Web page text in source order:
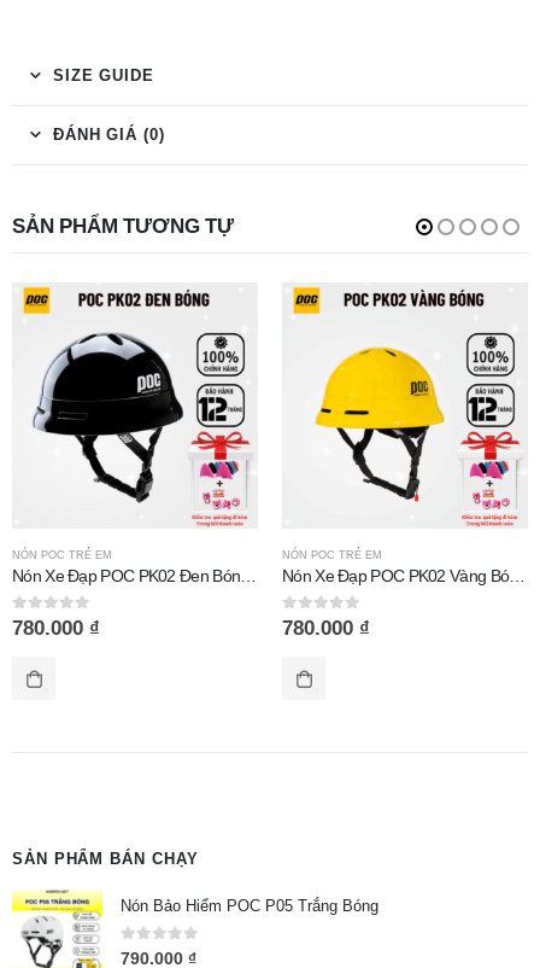
SIZE GUIDE
ĐÁNH GIÁ (0)
SẢN PHẨM TƯƠNG TỰ
NÓN POC TRẺ EM
0out of 5
780.000 ₫
NÓN POC TRẺ EM
Nón Xe Đạp POC PK02 Vàng Bóng Size Trẻ Em
0out of 5
780.000 ₫
SẢN PHẨM BÁN CHẠY
Nón Bảo Hiểm POC P05 Trắng Bóng
0out of 5
790.000 ₫